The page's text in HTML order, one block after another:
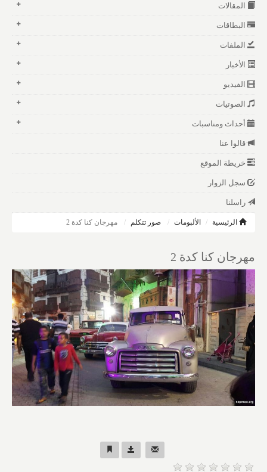
المقالات
البطاقات
الملفات
الأخبار
الفيديو
الصوتيات
أحداث ومناسبات
قالوا عنا
خريطة الموقع
سجل الزوار
راسلنا
الرئيسية الألبومات صور تتكلم مهرجان كنا كدة 2
مهرجان كنا كدة 2